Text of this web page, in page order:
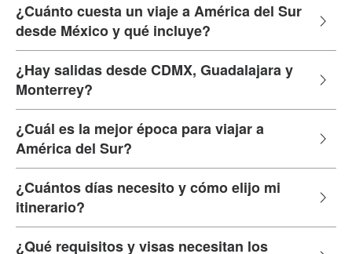
¿Cuánto cuesta un viaje a América del Sur
desde México y qué incluye?
¿Hay salidas desde CDMX, Guadalajara y
Monterrey?
¿Cuál es la mejor época para viajar a
América del Sur?
¿Cuántos días necesito y cómo elijo mi
itinerario?
¿Qué requisitos y visas necesitan los